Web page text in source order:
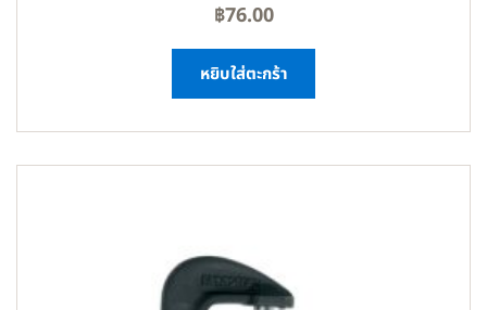
฿76.00
หยิบใส่ตะกร้า